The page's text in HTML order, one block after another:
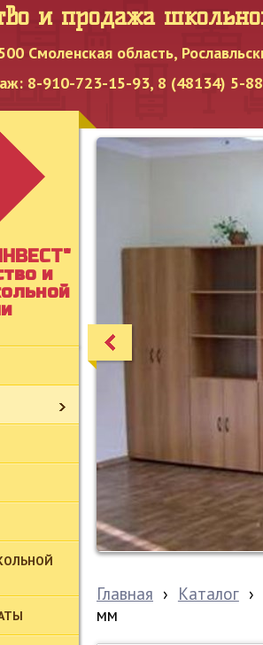
Смоленская область,
8-910-723-15-93, 8 (48134) 5-
и продажа
и
Главная › Каталог ›
мм